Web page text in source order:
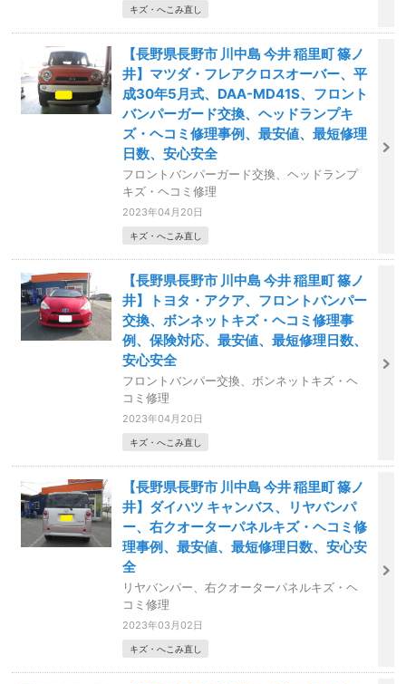
キズ・へこみ直し
【長野県長野市 川中島 今井 稲里町 篠ノ
井】マツダ・フレアクロスオーバー、平
成30年5月式、DAA-MD41S、フロント
バンパーガード交換、ヘッドランプキ
ズ・ヘコミ修理事例、最安値、最短修理
日数、安心安全
フロントバンパーガード交換、ヘッドランプ
キズ・ヘコミ修理
2023年04月20日
キズ・へこみ直し
【長野県長野市 川中島 今井 稲里町 篠ノ
井】トヨタ・アクア、フロントバンパー
交換、ボンネットキズ・ヘコミ修理事
例、保険対応、最安値、最短修理日数、
安心安全
フロントバンパー交換、ボンネットキズ・ヘ
コミ修理
2023年04月20日
キズ・へこみ直し
【長野県長野市 川中島 今井 稲里町 篠ノ
井】ダイハツ キャンバス、リヤバンパ
ー、右クオーターパネルキズ・ヘコミ修
理事例、最安値、最短修理日数、安心安
全
リヤバンパー、右クオーターパネルキズ・ヘ
コミ修理
2023年03月02日
キズ・へこみ直し